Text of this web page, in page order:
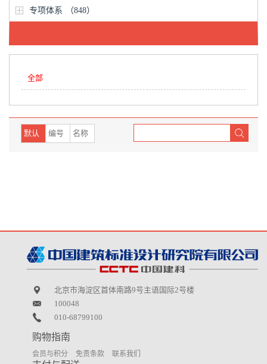
专项体系 （848）
全部
默认 编号 名称
北京市海淀区首体南路9号主语国际2号楼
100048
010-68799100
购物指南
会员与积分 免责条款 联系我们